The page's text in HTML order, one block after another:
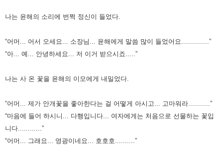
나는 윤해의 소리에 번쩍 정신이 들었다.
“어머... 어서 오세요... 소장님... 윤해에게 말씀 많이 들었어요..............”
“아... 예... 안녕하세요... 저 이거 받으시죠.....”
나는 사 온 꽃을 윤해의 이모에게 내밀었다.
“어머... 제가 안개꽃을 좋아한다는 걸 어떻게 아시고... 고마워라...........”
“마음에 들어 하시니... 다행입니다... 여자에게는 처음으로 선물하는 꽃입
니다............”
“어머... 그래요... 영광이네요... 호호호..........”